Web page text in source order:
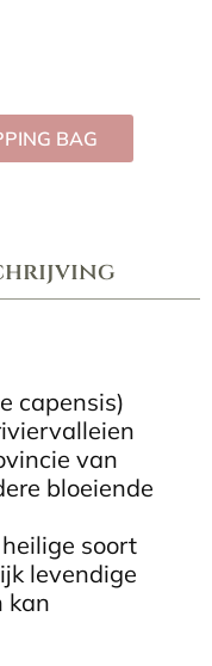
BAG
capensis)
van
bloeiende
soort
levendige
kan